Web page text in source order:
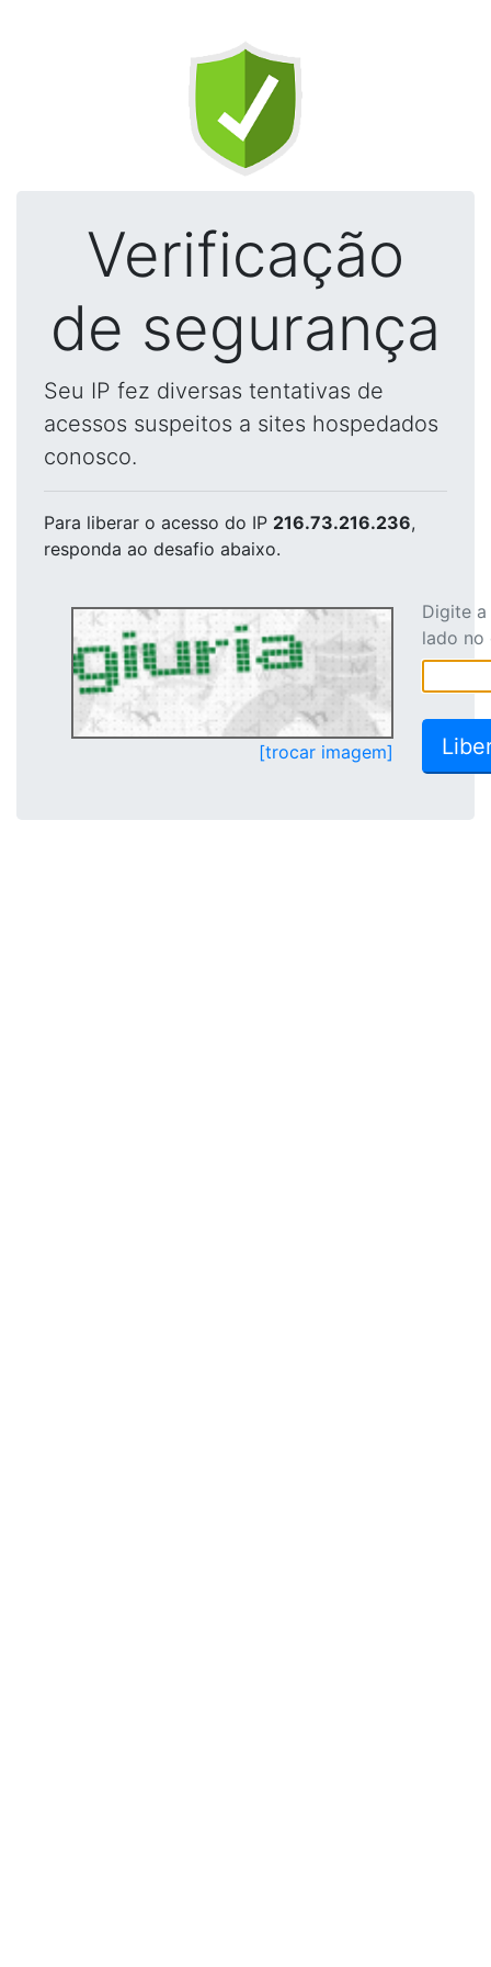
Verificação
de segurança
Seu IP fez diversas tentativas de
acessos suspeitos a sites hospedados
conosco.
Para liberar o acesso do IP 216.73.216.236,
responda ao desafio abaixo.
[trocar imagem]
Digite
lado no